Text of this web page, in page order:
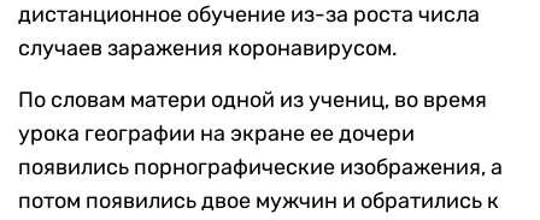
дистанционное обучение из-за роста числа
случаев заражения коронавирусом.
По словам матери одной из учениц, во время
урока географии на экране ее дочери
появились порнографические изображения, а
потом появились двое мужчин и обратились к